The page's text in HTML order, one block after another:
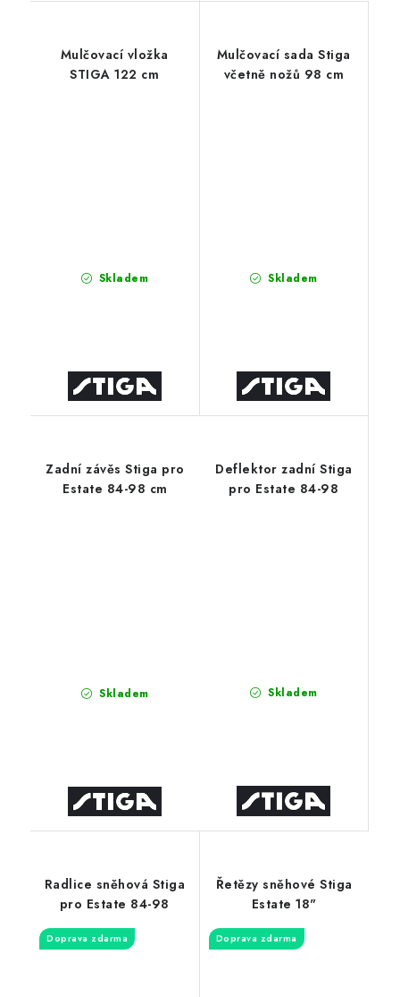
Mulčovací vložka
STIGA 122 cm
Skladem
Mulčovací sada Stiga
včetně nožů 98 cm
Skladem
Zadní závěs Stiga pro
Estate 84-98 cm
Skladem
Deflektor zadní Stiga
pro Estate 84-98
Skladem
Radlice sněhová Stiga
pro Estate 84-98
Doprava zdarma
Řetězy sněhové Stiga
Estate 18"
Doprava zdarma